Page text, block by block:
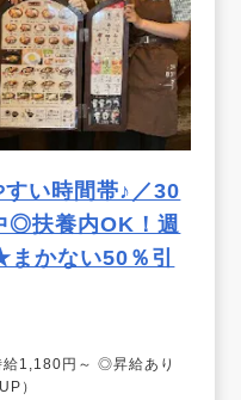
い時間帯♪／30
◎扶養内OK！週
かない50％引
1,180円～ ◎昇給あり
）